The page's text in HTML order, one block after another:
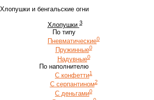
Хлопушки и бенгальские огни
Хлопушки 3
По типу
Пневматические0
Пружинные0
Надувные0
По наполнителю
С конфетти1
С серпантином2
С деньгами0